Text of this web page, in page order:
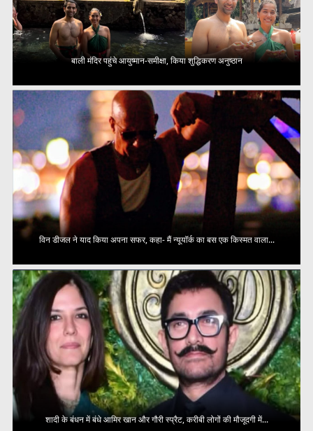
बाली मंदिर पहुंचे आयुष्मान-समीक्षा, किया शुद्धिकरण अनुष्ठान
विन डीजल ने याद किया अपना सफर, कहा- मैं न्यूयॉर्क का बस एक किस्मत वाला...
शादी के बंधन में बंधे आमिर खान और गौरी स्प्रैट, करीबी लोगों की मौजूदगी में...